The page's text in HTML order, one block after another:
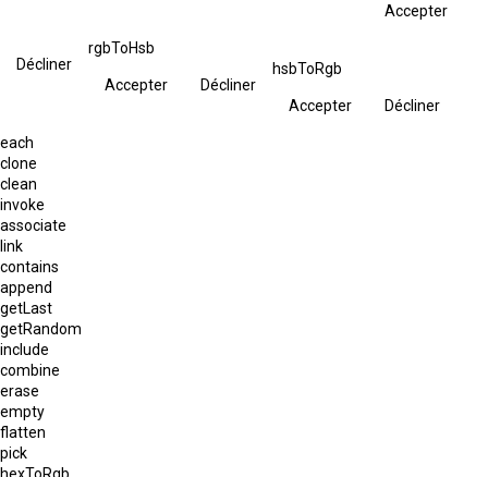
Accepter
Décliner
rgbToHsb
Accepter Décliner
hsbToRgb
Accepter Décliner
each
clone
clean
invoke
associate
link
contains
append
getLast
getRandom
include
combine
erase
empty
flatten
pick
hexToRgb